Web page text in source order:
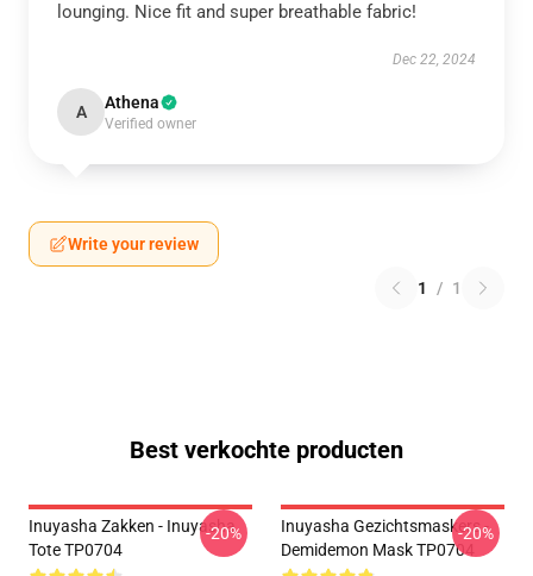
lounging. Nice fit and super breathable fabric!
Dec 22, 2024
A Athena
Verified owner
Write your review
1 / 1
Best verkochte producten
Inuyasha Zakken - Inuyasha
Tote TP0704
-20%
Inuyasha Gezichtsmaskers -
Demidemon Mask TP0704
-20%